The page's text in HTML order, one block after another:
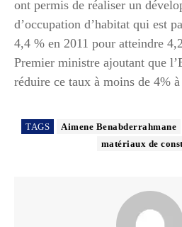
ont permis de réaliser un
d’occupation d’habitat qui est
4,4 % en 2011 pour atteindre
Premier ministre ajoutant que
réduire ce taux à moins de 4%
TAGS Aimene Benabderrahmane
matériaux de